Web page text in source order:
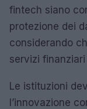
fintech siano
protezione dei
considerando
servizi
Le istituzioni
l’innovazione